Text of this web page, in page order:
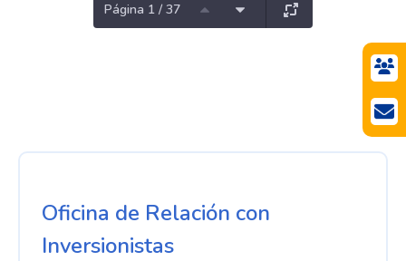
Página 1 / 37
Oficina de Relación con
Inversionistas